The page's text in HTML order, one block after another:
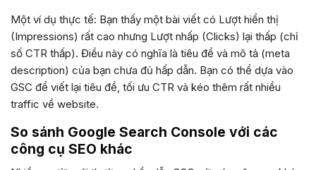
Một ví dụ thực tế: Bạn thấy một bài viết có Lượt hiển thị
(Impressions) rất cao nhưng Lượt nhấp (Clicks) lại thấp (chỉ
số CTR thấp). Điều này có nghĩa là tiêu đề và mô tả (meta
description) của bạn chưa đủ hấp dẫn. Bạn có thể dựa vào
GSC để viết lại tiêu đề, tối ưu CTR và kéo thêm rất nhiều
traffic về website.
So sánh Google Search Console với các
công cụ SEO khác